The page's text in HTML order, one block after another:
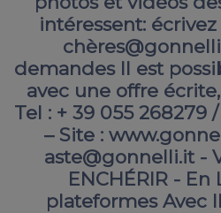
intéressent:
demandes Il est
avec une offre
Tel : + 39 055 268279
– Site :
aste@gonnelli.it -
ENCHÉRIR - En
plateformes Avec